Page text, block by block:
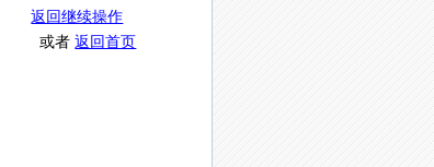
返回继续操作
或者返回首页